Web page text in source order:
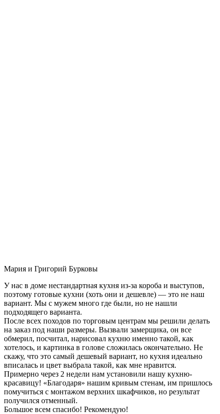
Мария и Григорий Бурковы
У нас в доме нестандартная кухня из-за короба и выступов,
поэтому готовые кухни (хоть они и дешевле) — это не наш
вариант. Мы с мужем много где были, но не нашли
подходящего варианта.
После всех походов по торговым центрам мы решили делать
на заказ под наши размеры. Вызвали замерщика, он все
обмерил, посчитал, нарисовал кухню именно такой, как
хотелось, и картинка в голове сложилась окончательно. Не
скажу, что это самый дешевый вариант, но кухня идеально
вписалась и цвет выбрала такой, как мне нравится.
Примерно через 2 недели нам установили нашу кухню-
красавицу! «Благодаря» нашим кривым стенам, им пришлось
помучиться с монтажом верхних шкафчиков, но результат
получился отменный.
Большое всем спасибо! Рекомендую!